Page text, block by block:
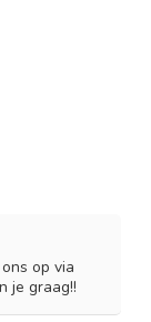
op via
je graag!!